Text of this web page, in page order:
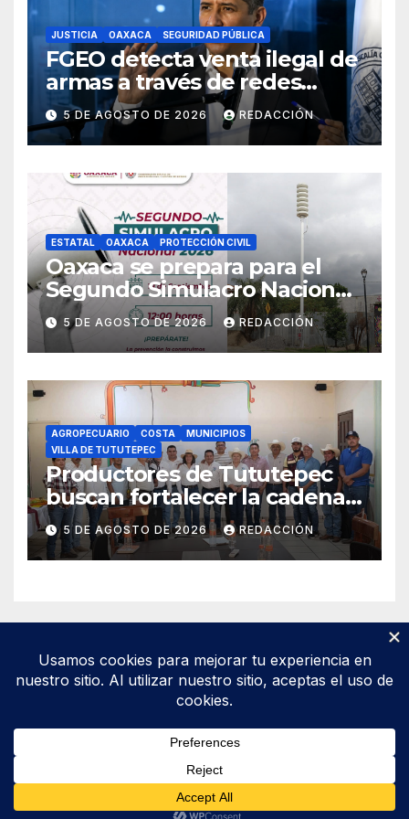
JUSTICIA OAXACA SEGURIDAD PÚBLICA
FGEO detecta venta ilegal de
armas a través de redes
sociales; inicia
investigaciones y advierte
riesgos
5 DE AGOSTO DE 2026 REDACCIÓN
ESTATAL OAXACA PROTECCIÓN CIVIL
Oaxaca se prepara para el
Segundo Simulacro Nacional
2026, que se realizará el 19 de
septiembre
5 DE AGOSTO DE 2026 REDACCIÓN
AGROPECUARIO COSTA
MUNICIPIOS
VILLA DE TUTUTEPEC
Productores de Tututepec
buscan fortalecer la cadena
láctea regional
5 DE AGOSTO DE 2026 REDACCIÓN
Funciona gracias a WordPress|Tema: Newsup de